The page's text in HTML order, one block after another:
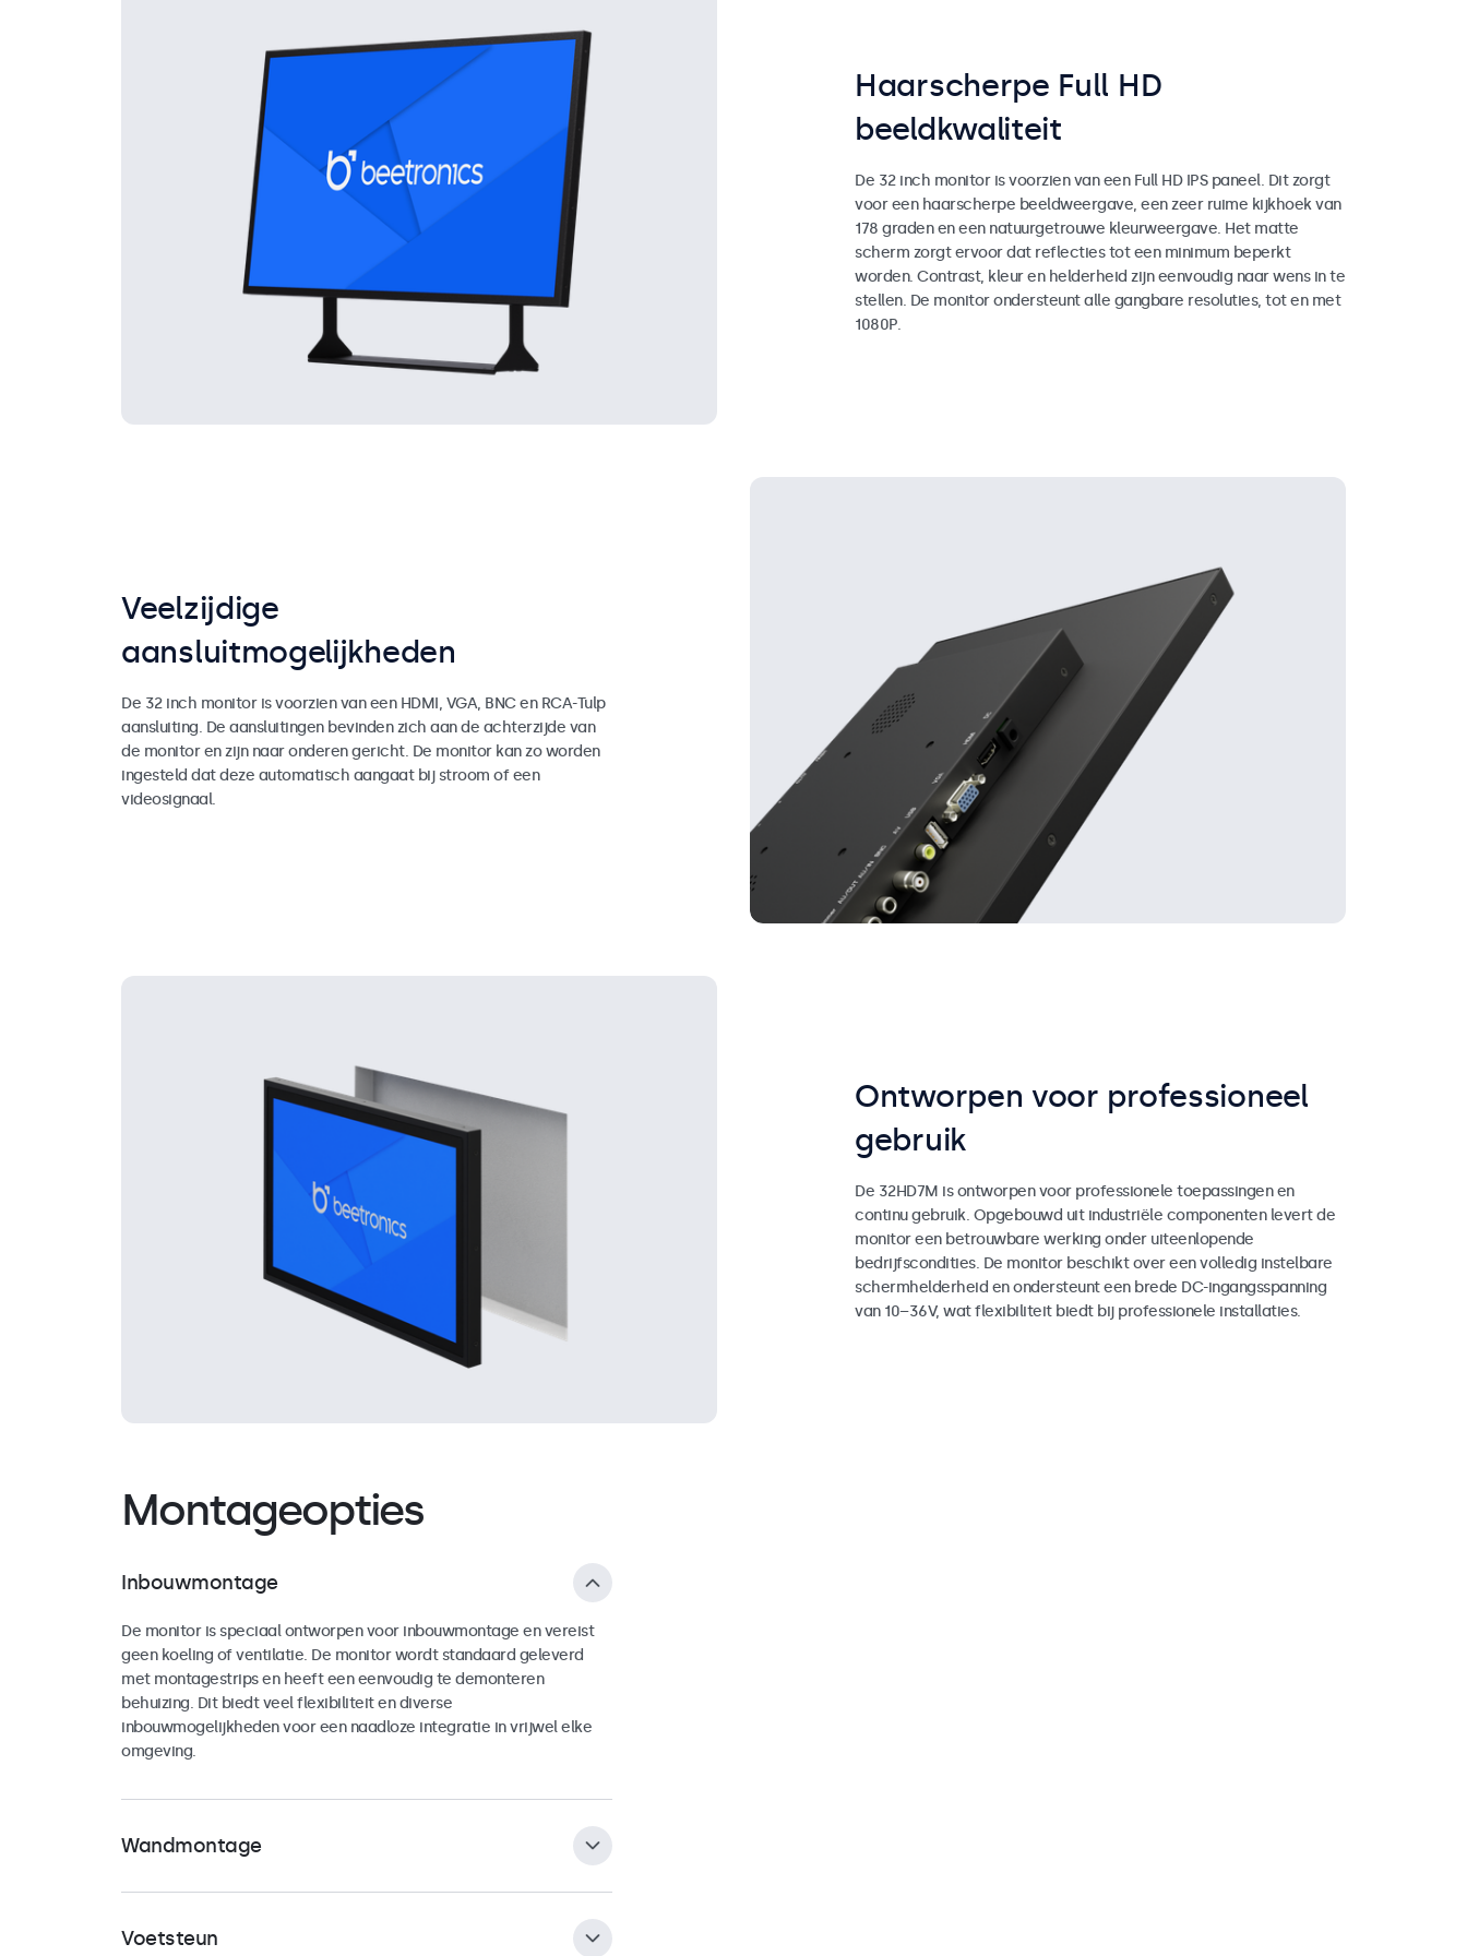
Haarscherpe Full HD
beeldkwaliteit
De 32 inch monitor is voorzien van een Full HD IPS paneel. Dit zorgt
voor een haarscherpe beeldweergave, een zeer ruime kijkhoek van
178 graden en een natuurgetrouwe kleurweergave. Het matte
scherm zorgt ervoor dat reflecties tot een minimum beperkt
worden. Contrast, kleur en helderheid zijn eenvoudig naar wens in te
stellen. De monitor ondersteunt alle gangbare resoluties, tot en met
1080P.
Veelzijdige
aansluitmogelijkheden
De 32 inch monitor is voorzien van een HDMI, VGA, BNC en RCA-Tulp
aansluiting. De aansluitingen bevinden zich aan de achterzijde van
de monitor en zijn naar onderen gericht. De monitor kan zo worden
ingesteld dat deze automatisch aangaat bij stroom of een
videosignaal.
Ontworpen voor professioneel
gebruik
De 32HD7M is ontworpen voor professionele toepassingen en
continu gebruik. Opgebouwd uit industriële componenten levert de
monitor een betrouwbare werking onder uiteenlopende
bedrijfscondities. De monitor beschikt over een volledig instelbare
schermhelderheid en ondersteunt een brede DC-ingangsspanning
van 10–36V, wat flexibiliteit biedt bij professionele installaties.
Montageopties
Inbouwmontage
De monitor is speciaal ontworpen voor inbouwmontage en vereist
geen koeling of ventilatie. De monitor wordt standaard geleverd
met montagestrips en heeft een eenvoudig te demonteren
behuizing. Dit biedt veel flexibiliteit en diverse
inbouwmogelijkheden voor een naadloze integratie in vrijwel elke
omgeving.
Wandmontage
De monitor is voorzien van een universele 100mm VESA-mount aan
de achterzijde van de behuizing. Hiermee kan de monitor in zowel
landscape als portrait oriëntatie worden bevestigd aan universele
Voetsteun